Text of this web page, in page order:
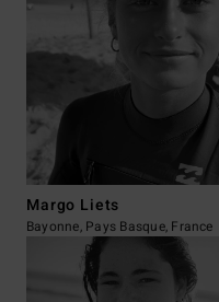
Margo Liets
Bayonne, Pays Basque, France